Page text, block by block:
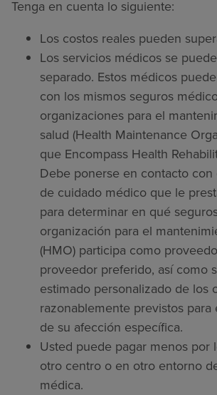
Tenga en cuenta lo siguiente:
Los costos reales pueden
Los servicios médicos se
separado. Estos médicos
con los mismos seguros
organizaciones para el
salud (Health Maintenance
que Encompass Health
Debe ponerse en contacto con
de cuidado médico que le
para determinar en qué
organización para el
(HMO) participa como
proveedor preferido, así como
estimado personalizado de los
razonablemente previstos para
de su afección específica.
Usted puede pagar menos por
otro centro o en otro entorno
médica.